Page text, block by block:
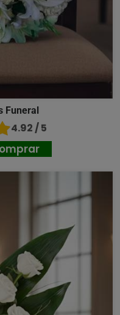
Funeral
4.92 / 5